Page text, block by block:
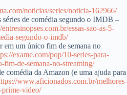
noticias/series/noticia-162966/
séries de comédia segundo o IMDB –
essas-sao-as-5-
segundo-o-imdb/
em um único fim de semana no
exame.com/pop/10-series-para-
fim-de-semana-no-streaming/
comédia da Amazon (e uma ajuda para
www.aficionados.com.br/melhores-
prime-video/